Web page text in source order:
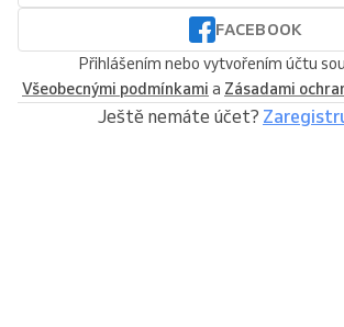
FACEBOOK
Přihlášením nebo vytvořením účtu
Všeobecnými podmínkami a Zásadami
Ještě nemáte účet?